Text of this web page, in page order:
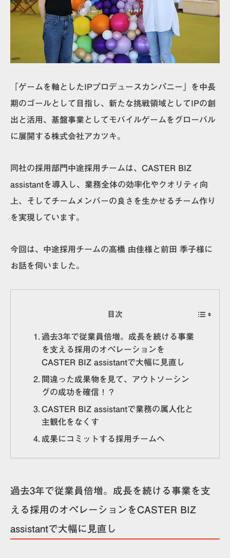
「ゲームを軸としたIPプロデュースカンパニー」を中長
期のゴールとして目指し、新たな挑戦領域としてIPの創
出と活用、基盤事業としてモバイルゲームをグローバル
に展開する株式会社アカツキ。
同社の採用部門中途採用チームは、CASTER BIZ
assistantを導入し、業務全体の効率化やクオリティ向
上、そしてチームメンバーの良さを生かせるチーム作り
を実現しています。
今回は、中途採用チームの高橋 由佳様と前田 季子様に
お話を伺いました。
目次
過去3年で従業員倍増。成長を続ける事業
を支える採用のオペレーションを
CASTER BIZ assistantで大幅に見直し
間違った成果物を見て、アウトソーシン
グの成功を確信！？
CASTER BIZ assistantで業務の属人化と
主観化をなくす
成果にコミットする採用チームへ
過去3年で従業員倍増。成長を続ける事業を支
える採用のオペレーションをCASTER BIZ
assistantで大幅に見直し